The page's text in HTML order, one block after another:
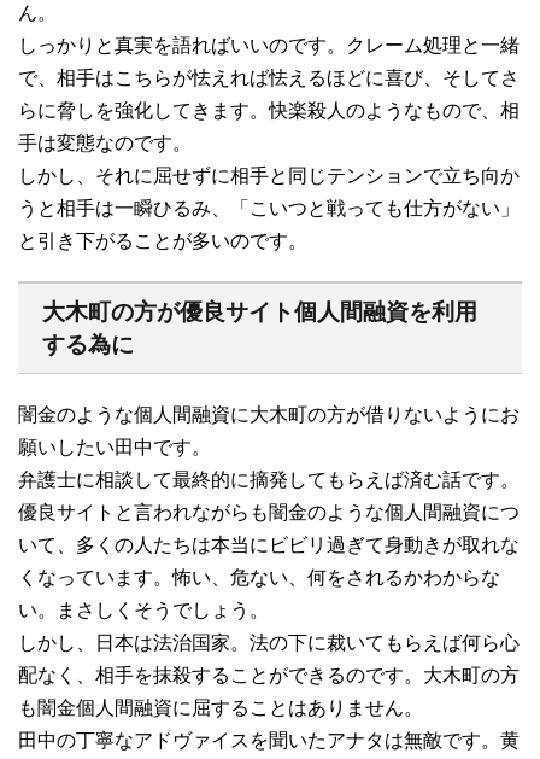
ん。
しっかりと真実を語ればいいのです。クレーム処理と一緒
で、相手はこちらが怯えれば怯えるほどに喜び、そしてさ
らに脅しを強化してきます。快楽殺人のようなもので、相
手は変態なのです。
しかし、それに屈せずに相手と同じテンションで立ち向か
うと相手は一瞬ひるみ、「こいつと戦っても仕方がない」
と引き下がることが多いのです。
大木町の方が優良サイト個人間融資を利用
する為に
闇金のような個人間融資に大木町の方が借りないようにお
願いしたい田中です。
弁護士に相談して最終的に摘発してもらえば済む話です。
優良サイトと言われながらも闇金のような個人間融資につ
いて、多くの人たちは本当にビビリ過ぎて身動きが取れな
くなっています。怖い、危ない、何をされるかわからな
い。まさしくそうでしょう。
しかし、日本は法治国家。法の下に裁いてもらえば何ら心
配なく、相手を抹殺することができるのです。大木町の方
も闇金個人間融資に屈することはありません。
田中の丁寧なアドヴァイスを聞いたアナタは無敵です。黄